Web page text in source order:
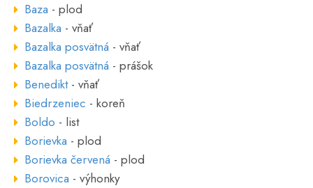
Baza - plod
Bazalka - vňať
Bazalka posvätná - vňať
Bazalka posvätná - prášok
Benedikt- vňať
Biedrzeniec - koreň
Boldo - list
Borievka - plod
Borievka červená - plod
Borovica - výhonky